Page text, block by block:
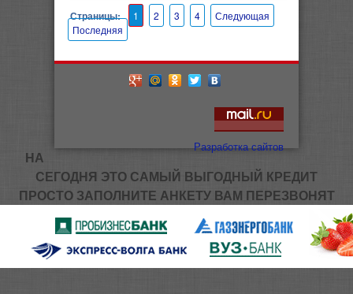
Страницы: 1 2 3 4
Следующая
Последняя
Разработка сайтов
НА
СЕГОДНЯ ЭТО САМЫЙ ВЫГОДНЫЙ КРЕДИТ
ПРОСТО ЗАПОЛНИТЕ АНКЕТУ ВАМ ПЕРЕЗВОНЯТ